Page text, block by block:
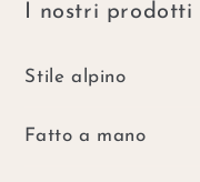
I nostri prodotti
Stile alpino
Fatto a mano